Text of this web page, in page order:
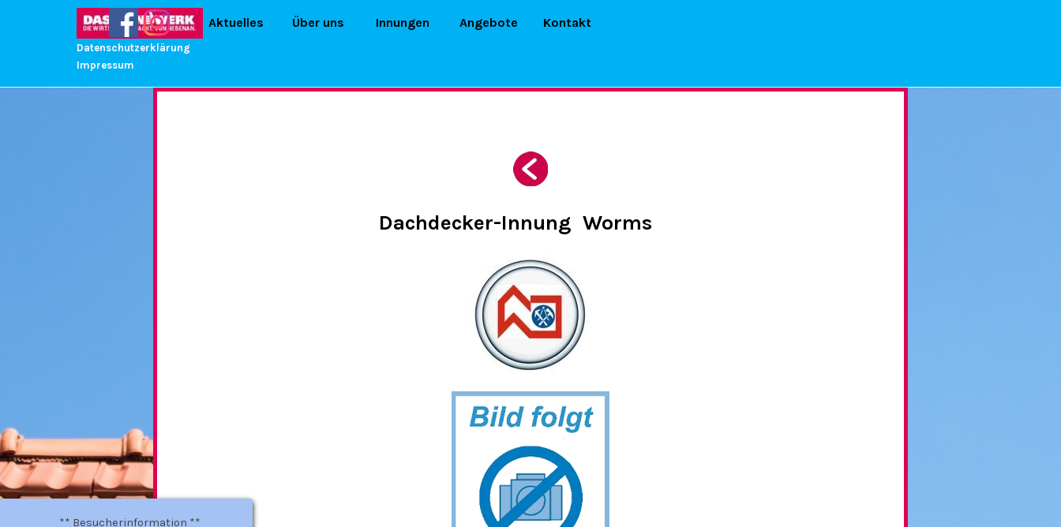
** Besucherinformation **
Direkt zum Seiteninhalt
Menü überspringen
Start Aktuelles Über uns Innungen Angebote Kontakt
Datenschutzerklärung
Impressum
Dachdecker-Innung Worms